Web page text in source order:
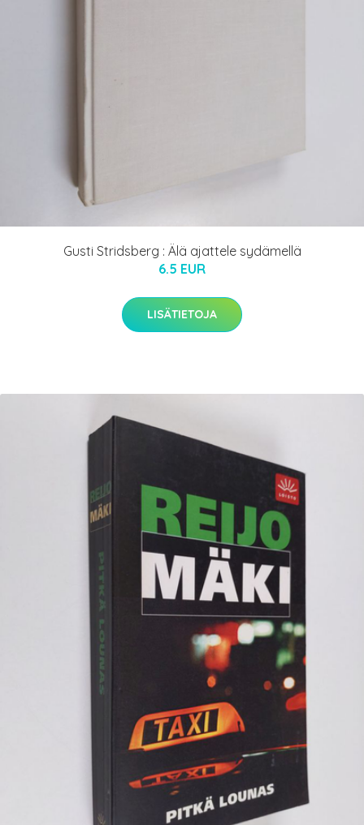
Gusti Stridsberg : Älä ajattele sydämellä
6.5 EUR
LISÄTIETOJA